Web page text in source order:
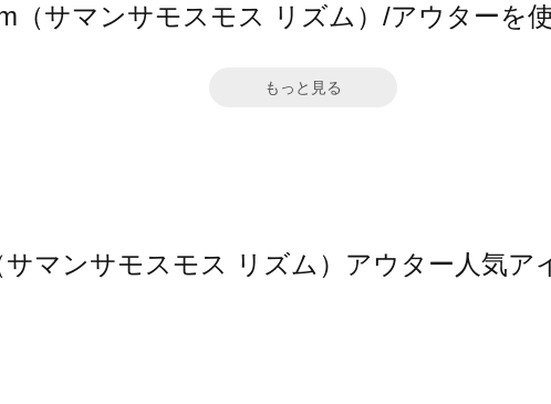
（サマンサモスモス リズム）/アウターを
もっと見る
サマンサモスモス リズム）アウター人気ア